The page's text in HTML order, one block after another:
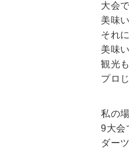
大会
美味
それ
美味
観光
プロ
私の
9大会
ダー